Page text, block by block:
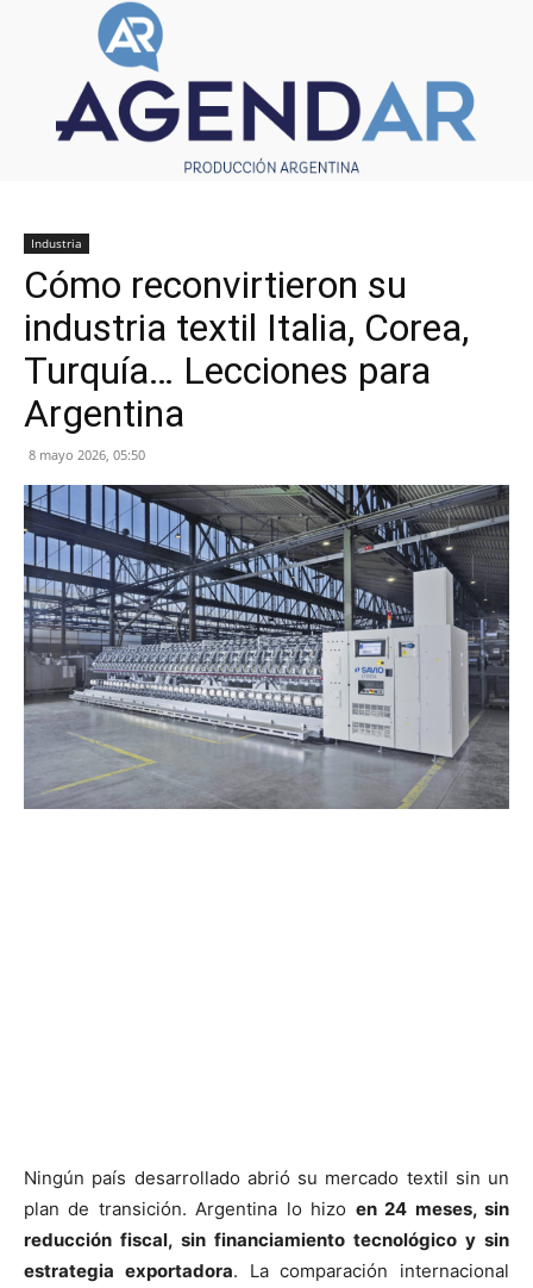
Industria
Cómo reconvirtieron su
industria textil Italia, Corea,
Turquía… Lecciones para
Argentina
8 mayo 2026, 05:50
Ningún país desarrollado abrió su mercado textil sin un
plan de transición. Argentina lo hizo en 24 meses, sin
reducción fiscal, sin financiamiento tecnológico y sin
estrategia exportadora. La comparación internacional